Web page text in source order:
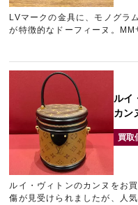
LVマークの金具に、モノグラ
が特徴的なドーフィーヌ。
ルイ
カン
買取
ルイ・ヴィトンのカンヌをお買
傷が見受けられましたが、人